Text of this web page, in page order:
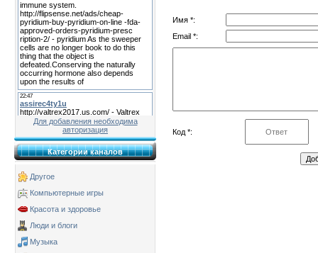
Для добавления необходима
авторизация
Категории каналов
Другое
Компьютерные игры
Красота и здоровье
Люди и блоги
Музыка
Имя *:
Email *:
Код *: